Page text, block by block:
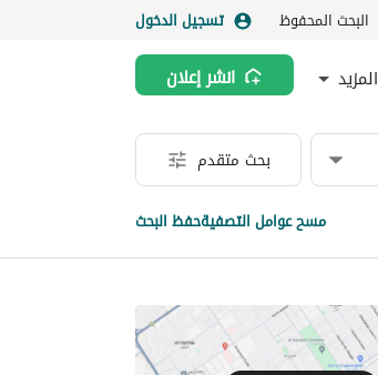
البحث المحفوظ تسجيل الدخول
المزيد انشر إعلان
بحث متقدم
مسح عوامل التصفيةحفظ البحث